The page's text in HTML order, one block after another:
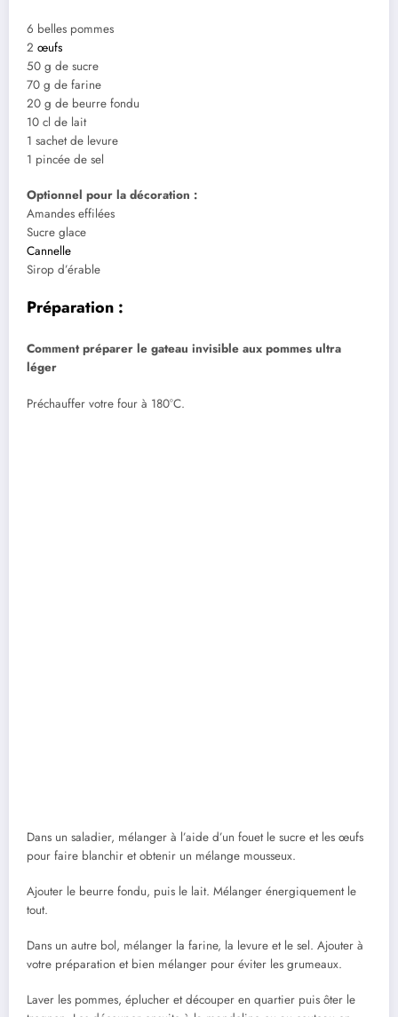
6 belles pommes
2 œufs
50 g de sucre
70 g de farine
20 g de beurre fondu
10 cl de lait
1 sachet de levure
1 pincée de sel
Optionnel pour la décoration :
Amandes effilées
Sucre glace
Cannelle
Sirop d’érable
Préparation :
Comment préparer le gateau invisible aux pommes ultra
léger
Préchauffer votre four à 180°C.
Dans un saladier, mélanger à l’aide d’un fouet le sucre et les œufs
pour faire blanchir et obtenir un mélange mousseux.
Ajouter le beurre fondu, puis le lait. Mélanger énergiquement le
tout.
Dans un autre bol, mélanger la farine, la levure et le sel. Ajouter à
votre préparation et bien mélanger pour éviter les grumeaux.
Laver les pommes, éplucher et découper en quartier puis ôter le